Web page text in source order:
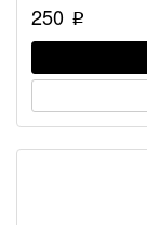
250 p